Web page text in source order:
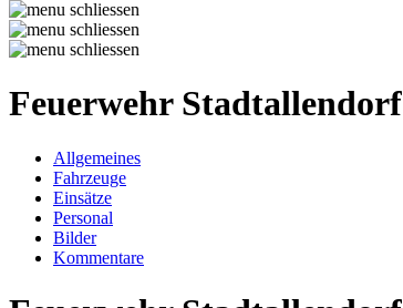
Feuerwehr Stadtallendorf
Allgemeines
Fahrzeuge
Einsätze
Personal
Bilder
Kommentare